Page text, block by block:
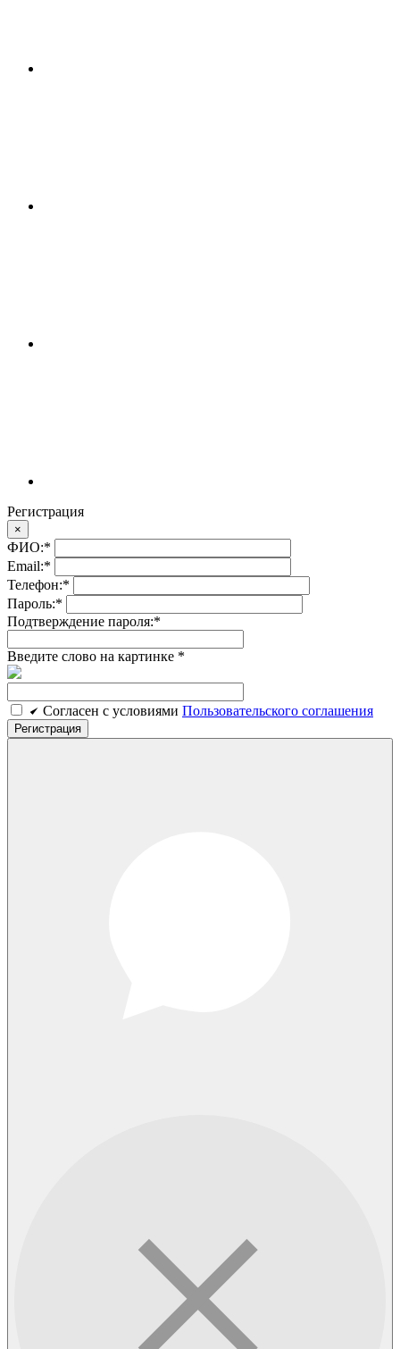
Регистрация
×
ФИО:*
Email:*
Телефон:*
Пароль:*
Подтверждение пароля:*
Введите слово на картинке *
Cогласен c условиями Пользовательского соглашения